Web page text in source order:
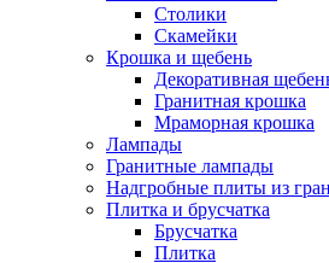
Столики
Скамейки
Крошка и щебень
Декоративная
Гранитная крошка
Мраморная крошка
Лампады
Гранитные лампады
Надгробные плиты из
Плитка и брусчатка
Брусчатка
Плитка